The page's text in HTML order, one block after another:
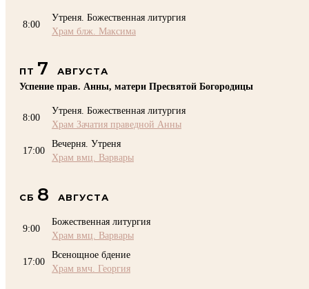
8:00
Утреня. Божественная литургия
Храм блж. Максима
ПТ 7
АВГУСТА
Успение прав. Анны, матери Пресвятой Богородицы
8:00
Утреня. Божественная литургия
Храм Зачатия праведной Анны
17:00
Вечерня. Утреня
Храм вмц. Варвары
СБ 8 АВГУСТА
9:00
Божественная литургия
Храм вмц. Варвары
17:00
Всенощное бдение
Храм вмч. Георгия